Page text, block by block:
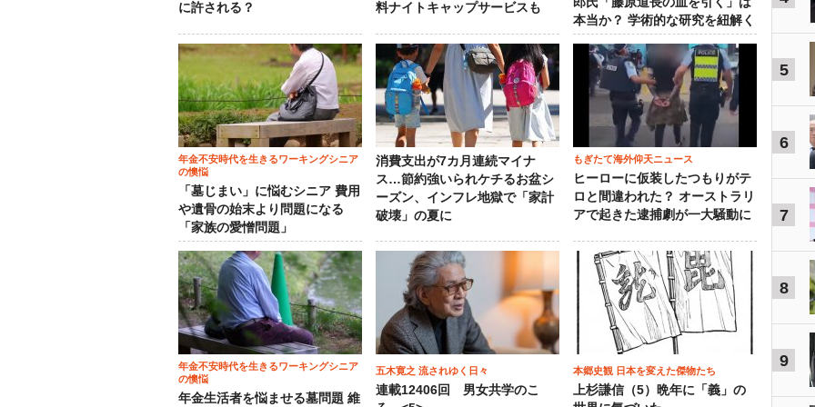
に許される？ 料ナイトキャップサービスも
本当か？ 学術的な研究を紐解く
年金不安時代を生きるワーキングシニア
の懊悩
「墓じまい」に悩むシニア 費用
や遺骨の始末より問題になる
「家族の愛憎問題」
消費支出が7カ月連続マイナ
ス…節約強いられケチるお盆シ
ーズン、インフレ地獄で「家計
破壊」の夏に
もぎたて海外仰天ニュース
ヒーローに仮装したつもりがテ
ロと間違われた？ オーストラリ
アで起きた逮捕劇が一大騒動に
年金不安時代を生きるワーキングシニア
の懊悩
年金生活者を悩ませる墓問題 維
五木寛之 流されゆく日々
連載12406回 男女共学のこ
本郷史観 日本を変えた傑物たち
上杉謙信（5）晩年に「義」の
5
6
7
8
9